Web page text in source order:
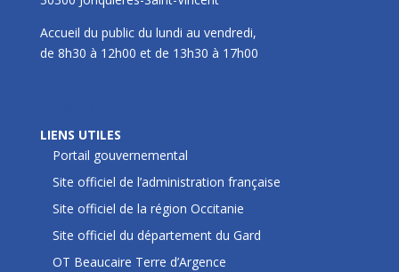
Accueil du public du lundi au vendredi,
de 8h30 à 12h00 et de 13h30 à 17h00
LIENS UTILES
Portail gouvernemental
Site officiel de l’administration française
Site officiel de la région Occitanie
Site officiel du département du Gard
OT Beaucaire Terre d’Argence